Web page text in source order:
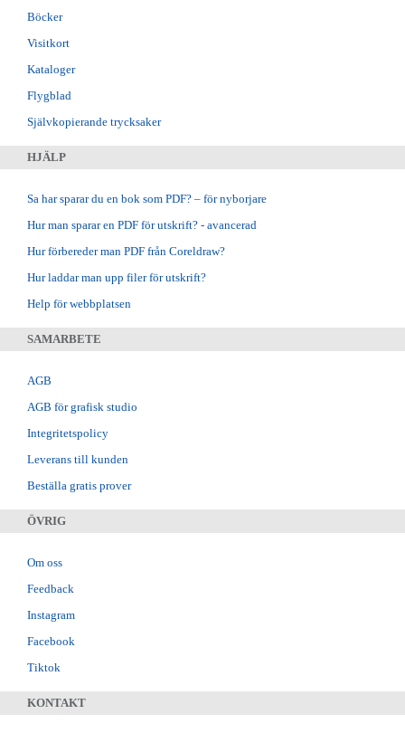
Böcker
Visitkort
Kataloger
Flygblad
Självkopierande trycksaker
HJÄLP
Sa har sparar du en bok som PDF? – för nyborjare
Hur man sparar en PDF för utskrift? - avancerad
Hur förbereder man PDF från Coreldraw?
Hur laddar man upp filer för utskrift?
Help för webbplatsen
SAMARBETE
AGB
AGB för grafisk studio
Integritetspolicy
Leverans till kunden
Beställa gratis prover
ÖVRIG
Om oss
Feedback
Instagram
Facebook
Tiktok
KONTAKT